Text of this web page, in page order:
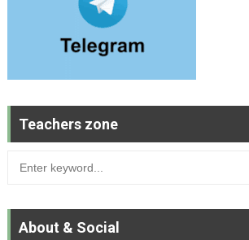
Teachers zone
About & Social